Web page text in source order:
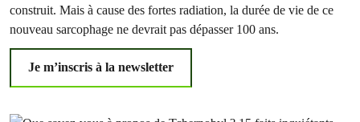
construit. Mais à cause des fortes radiation, la durée de vie de ce
nouveau sarcophage ne devrait pas dépasser 100 ans.
Je m’inscris à la newsletter